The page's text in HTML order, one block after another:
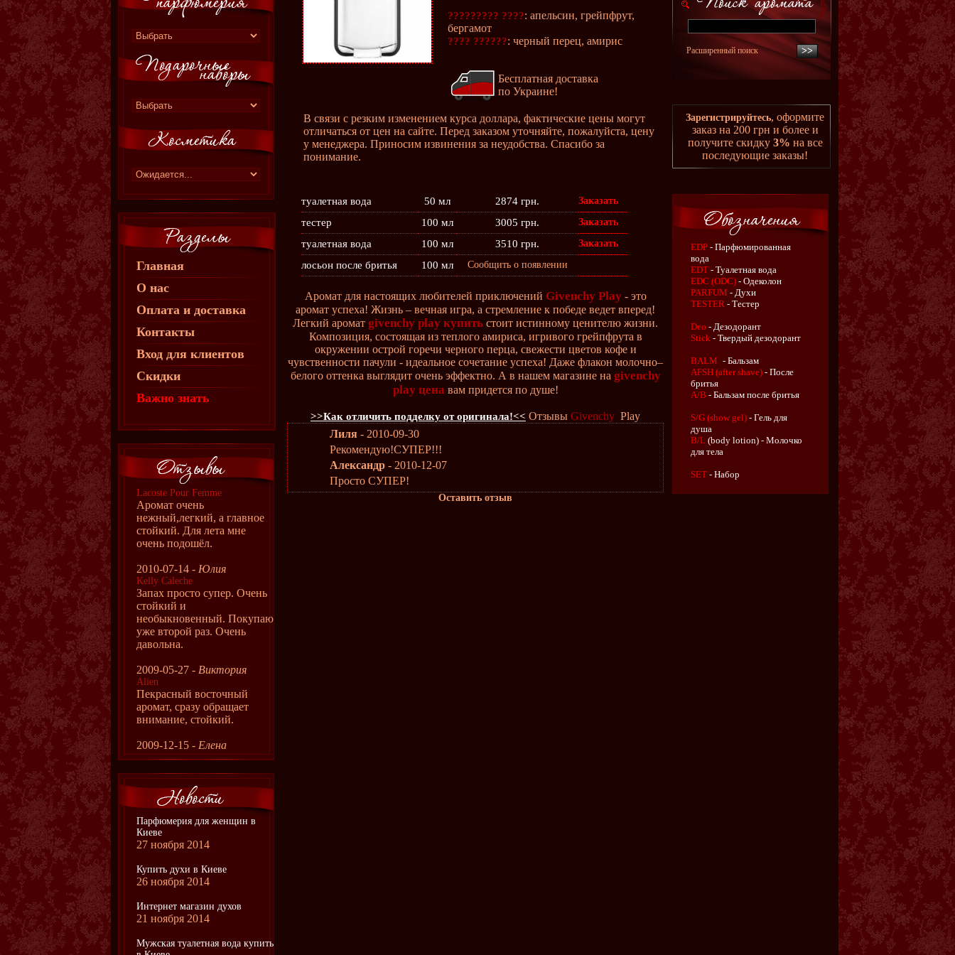
Главная
О нас
Оплата и доставка
Контакты
Вход для клиентов
Скидки
Важно знать
Lacoste Pour Femme
Аромат очень
нежный,легкий, а главное
стойкий. Для лета мне
очень подошёл.
2010-07-14 - Юлия
Kelly Caleche
Запах просто супер. Очень
стойкий и
необыкновенный. Покупаю
уже второй раз. Очень
давольна.
2009-05-27 - Виктория
Alien
Пекрасный восточный
аромат, сразу обращает
внимание, стойкий.
2009-12-15 - Елена
Парфюмерия для женщин в
Киеве
27 ноября 2014
Купить духи в Киеве
26 ноября 2014
Интернет магазин духов
21 ноября 2014
Мужская туалетная вода купить
????????? ????: апельсин, грейпфрут,
бергамот
???? ??????: черный перец, амирис
Бесплатная доставка
по Украине!
В связи с резким изменением курса доллара, фактические цены могут
отличаться от цен на сайте. Перед заказом уточняйте, пожалуйста, цену
у менеджера. Приносим извинения за неудобства. Спасибо за
понимание.
туалетная вода 50 мл 2874 грн. Заказать
тестер 100 мл 3005 грн. Заказать
туалетная вода 100 мл 3510 грн. Заказать
лосьон после бритья 100 мл Сообщить о появлении
Аромат для настоящих любителей приключений Givenchy Play- это
аромат успеха! Жизнь – вечная игра, а стремление к победе ведет вперед!
Легкий аромат givenchy play купить стоит истинному ценителю жизни.
Композиция, состоящая из теплого амириса, игривого грейпфрута в
окружении острой горечи черного перца, свежести цветов кофе и
чувственности пачули - идеальное сочетание успеха! Даже флакон молочно–
белого оттенка выглядит очень эффектно. А в нашем магазине на givenchy
play цена вам придется по душе!
>>Как отличить подделку от оригинала!<< Отзывы Givenchy Play
Лиля- 2010-09-30
Рекомендую!СУПЕР!!!
Александр- 2010-12-07
Просто СУПЕР!
Оставить отзыв
Расширенный поиск
Зарегистрируйтесь, оформите
заказ на 200 грн и более и
получите скидку 3% на все
последующие заказы!
EDP - Парфюмированная
вода
EDT - Туалетная вода
EDC (ODC) - Одеколон
PARFUM - Духи
TESTER - Тестер
Deo - Дезодорант
Stick - Твердый дезодорант
BALM - Бальзам
AFSH (after shave) - После
бритья
A/B - Бальзам после бритья
S/G (show gel) - Гель для
душа
B/L (body lotion) - Молочко
для тела
SET - Набор